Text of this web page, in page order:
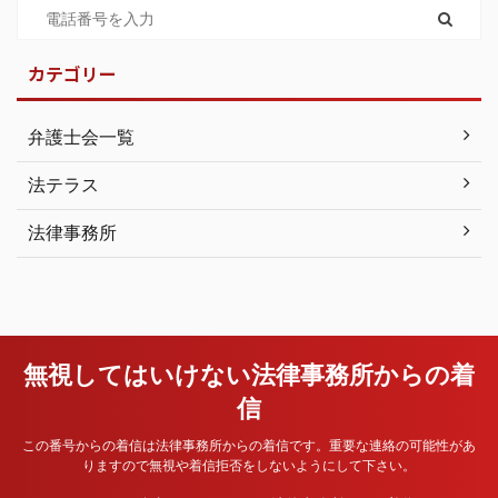
カテゴリー
弁護士会一覧
法テラス
法律事務所
無視してはいけない法律事務所からの着
信
この番号からの着信は法律事務所からの着信です。重要な連絡の可能性があ
りますので無視や着信拒否をしないようにして下さい。